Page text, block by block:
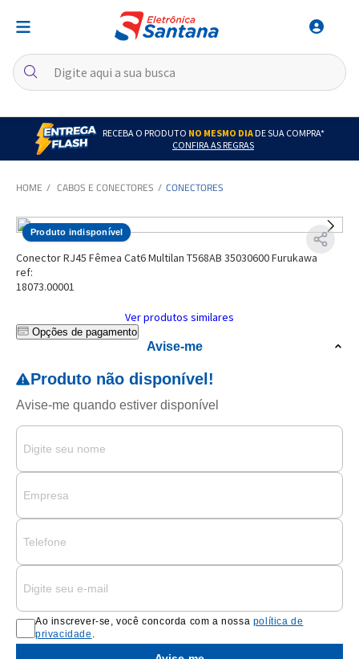
RECEBA O PRODUTO NO MESMO DIADE SUA COMPRA*
CONFIRA AS REGRAS
CABOS E CONECTORES CONECTORES
Produto indisponível
Conector RJ45 Fêmea Cat6 Multilan T568AB 35030600 Furukawa
ref:
18073.00001
Ver produtos similares
Opções de pagamento
Avise-me
Ao inscrever-se, você concorda com a nossa política de
privacidade